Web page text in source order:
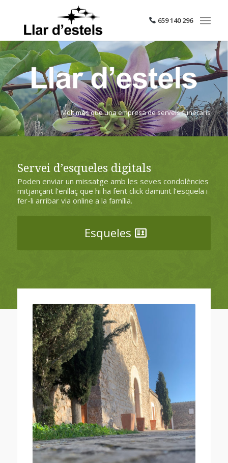
659 140 296
Molt més que una empresa de serveis funeraris
Servei d’esqueles digitals
Poden enviar un missatge amb les seves condolències
mitjançant l’enllaç que hi ha fent click damunt l’esquela i
fer-li arribar via online a la família.
Esqueles